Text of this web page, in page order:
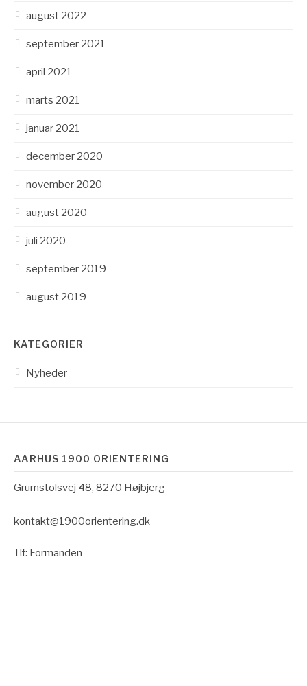
august 2022
september 2021
april 2021
marts 2021
januar 2021
december 2020
november 2020
august 2020
juli 2020
september 2019
august 2019
KATEGORIER
Nyheder
AARHUS 1900 ORIENTERING
Grumstolsvej 48, 8270 Højbjerg
kontakt@1900orientering.dk
Tlf: Formanden